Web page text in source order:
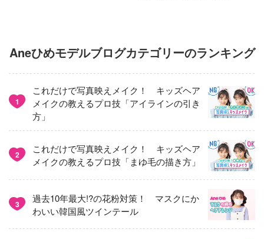
Aneひめモデルブログカテゴリーのランキング
1
これだけで写真映えメイク！ キッズヘア
メイクの教えるプロ技「アイラインの引き
方」
2
これだけで写真映えメイク！ キッズヘア
メイクの教えるプロ技「まゆ毛の描き方」
3
過去10年最大!?の花粉対策！ マスクにか
わいい韓国風ツインテール